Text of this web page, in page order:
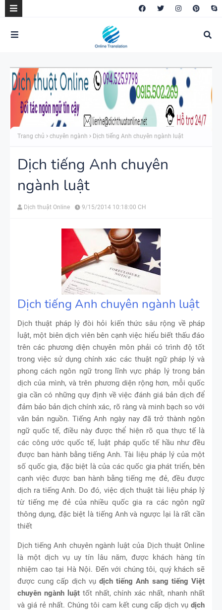
Trang chủ chuyên ngành Dịch tiếng Anh chuyên ngành luật
Dịch tiếng Anh chuyên
ngành luật
Dịch thuật Online 9/15/2014 10:18:00 CH
Dịch tiếng Anh chuyên ngành luật
Dịch thuật pháp lý đòi hỏi kiến thức sâu rộng về pháp
luật, một biên dịch viên bên cạnh việc hiểu biết thấu đáo
trên các phương diện chuyên môn phải có trình độ tốt
trong việc sử dụng chính xác các thuật ngữ pháp lý và
phong cách ngôn ngữ trong lĩnh vực pháp lý trong bản
dịch của mình, và trên phương diện rộng hơn, mỗi quốc
gia cần có những quy định về việc đánh giá bản dịch để
đảm bảo bản dịch chính xác, rõ ràng và minh bạch so với
văn bản nguồn. Tiếng Anh ngày nay đã trở thành ngôn
ngữ quốc tế, điều này được thể hiện rõ qua thực tế là
các công ước quốc tế, luật pháp quốc tế hầu như đều
được ban hành bằng tiếng Anh. Tài liệu pháp lý của một
số quốc gia, đặc biệt là của các quốc gia phát triển, bên
cạnh việc được ban hành bằng tiếng mẹ đẻ, đều được
dịch ra tiếng Anh. Do đó, việc dịch thuật tài liệu pháp lý
từ tiếng mẹ đẻ của nhiều quốc gia ra các ngôn ngữ
thông dụng, đặc biệt là tiếng Anh và ngược lại là rất cần
thiết
Dịch tiếng Anh chuyên ngành luật của Dịch thuật Online
là một dịch vụ uy tín lâu năm, được khách hàng tín
nhiệm cao tại Hà Nội. Đến với chúng tôi, quý khách sẽ
được cung cấp dịch vụ dịch tiếng Anh sang tiếng Việt
chuyên ngành luậttốt nhất, chính xác nhất, nhanh nhất
và giá rẻ nhất. Chúng tôi cam kết cung cấp dịch vụ dịch